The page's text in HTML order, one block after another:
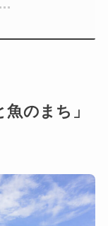
のまち」